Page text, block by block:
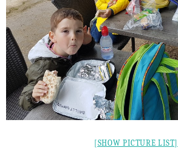
[SHOW PICTURE LIST]